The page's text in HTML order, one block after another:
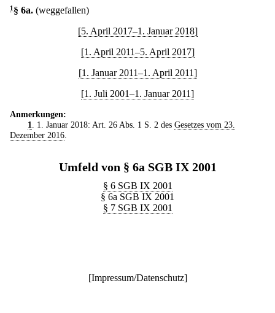
1 § 6a. (weggefallen)
[5. April 2017–1. Januar 2018]
[1. April 2011–5. April 2017]
[1. Januar 2011–1. April 2011]
[1. Juli 2001–1. Januar 2011]
Anmerkungen:
1
. 1. Januar 2018: Art. 26 Abs. 1 S. 2 des Gesetzes vom 23.
Dezember 2016
Umfeld von § 6a SGB IX 2001
§ 6 SGB IX 2001
§ 6a SGB IX 2001
§ 7 SGB IX 2001
[Impressum/Datenschutz]